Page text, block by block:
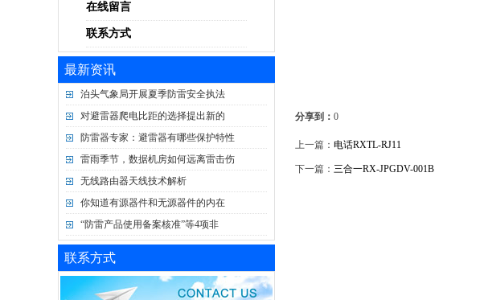
在线留言
联系方式
最新资讯
泊头气象局开展夏季防雷安全执法
对避雷器爬电比距的选择提出新的
防雷器专家：避雷器有哪些保护特性
雷雨季节，数据机房如何远离雷击伤
无线路由器天线技术解析
你知道有源器件和无源器件的内在
“防雷产品使用备案核准”等4项非
联系方式
分享到： 0
上一篇： 电话RXTL-RJ11
下一篇： 三合一RX-JPGDV-001B